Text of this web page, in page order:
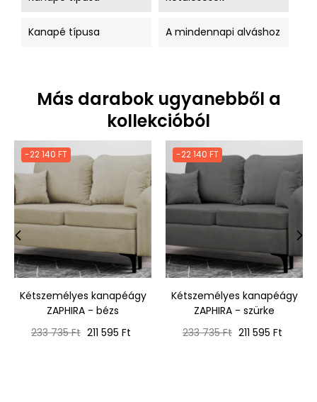
Kanapé típusa A mindennapi alváshoz
Más darabok ugyanebből a
kollekcióból
-22 140 FT
Kétszemélyes kanapéágy
ZAPHIRA - bézs
Normál
233 735 Ft Ár
211 595 Ft
-22 140 FT
Kétszemélyes kanapéágy
ZAPHIRA - szürke
Normál
233 735 Ft Ár
211 595 Ft
‹ ›